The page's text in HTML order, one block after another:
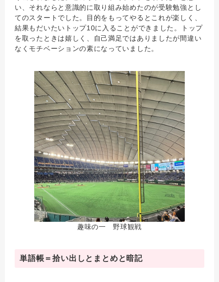
い、それならと意識的に取り組み始めたのが受験勉強とし
てのスタートでした。目的をもってやるとこれが楽しく、
結果もだいたいトップ10に入ることができました。トップ
を取ったときは嬉しく、自己満足ではありましたが間違い
なくモチベーションの素になっていました。
趣味の一 野球観戦
単語帳＝拾い出しとまとめと暗記